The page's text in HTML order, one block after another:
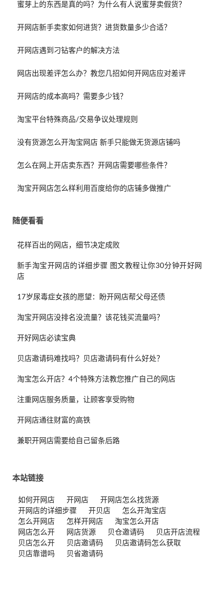
蜜芽上的东西是真的吗？为什么有人说蜜芽卖假货？
开网店新手卖家如何进货？进货数量多少合适？
开网店遇到刁钻客户的解决方法
网店出现差评怎么办？教您几招如何开网店应对差评
开网店的成本高吗？需要多少钱？
淘宝平台特殊商品/交易争议处理规则
没有货源怎么开淘宝网店 新手只能做无货源店铺吗
怎么在网上开店卖东西？开网店需要哪些条件？
淘宝开网店怎么样利用百度给你的店铺多做推广
随便看看
花样百出的网店，细节决定成败
新手淘宝开网店的详细步骤 图文教程让你30分钟开好网
店
17岁尿毒症女孩的愿望：盼开网店帮父母还债
淘宝开网店没排名没流量？该花钱买流量吗？
开好网店必读宝典
贝店邀请码难找吗？贝店邀请码有什么好处？
淘宝怎么开店？4个特殊方法教您推广自己的网店
注重网店服务质量，让顾客享受购物
开网店通往财富的高铁
兼职开网店需要给自己留条后路
本站链接
如何开网店 开网店
开网店怎么找货源
开网店的详细步骤
开贝店
怎么开淘宝店
怎么开网店
怎样开网店
淘宝怎么开店
网店怎么开
网店货源 贝仓邀请码
贝店开店流程
贝店怎么开
贝店邀请码
贝店邀请码怎么获取
贝店靠谱吗
贝省邀请码